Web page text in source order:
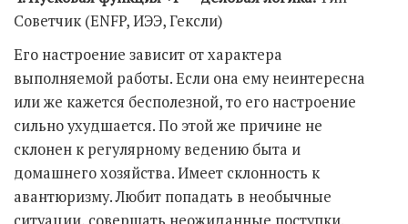
Советчик (ENFP, ИЭЭ, Гексли)
Его настроение зависит от характера
выполняемой работы. Если она ему неинтересна
или же кажется бесполезной, то его настроение
сильно ухудшается. По этой же причине не
склонен к регулярному ведению быта и
домашнего хозяйства. Имеет склонность к
авантюризму. Любит попадать в необычные